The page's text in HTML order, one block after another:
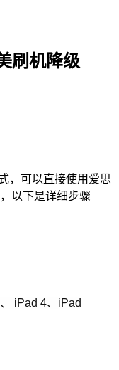
刷机降级
，可以直接使用爱思
以下是详细步骤
iPad 4、iPad